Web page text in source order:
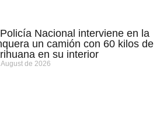
Nacional interviene en la
un camión con 60 kilos de
en su interior
de 2026